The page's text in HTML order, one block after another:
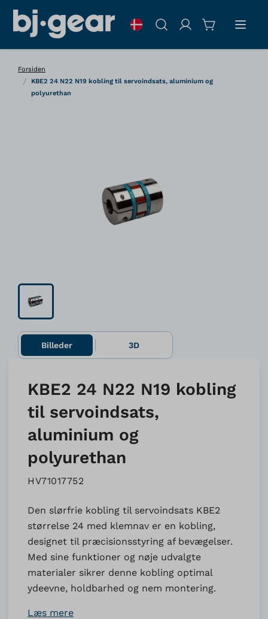
Søg
Forsiden
/
KBE2 24 N22 N19 kobling til servoindsats, aluminium og
polyurethan
Billeder 3D
KBE2 24 N22 N19 kobling
til servoindsats,
aluminium og
polyurethan
HV71017752
Den slørfrie kobling til servoindsats KBE2
størrelse 24 med klemnav er en kobling,
designet til præcisionsstyring af bevægelser.
Med sine funktioner og nøje udvalgte
materialer sikrer denne kobling optimal
ydeevne, holdbarhed og nem montering.
Læs mere